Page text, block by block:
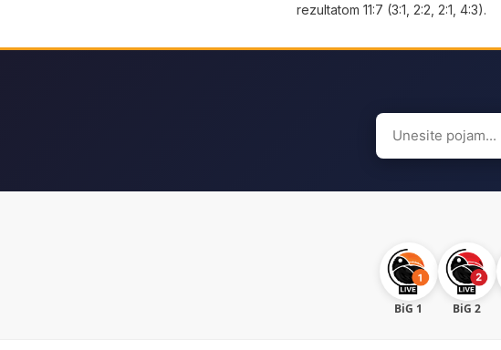
rezultatom 11:7 (3:1, 2:2, 2:1, 4:3).
Search
for:
BiG 1 BiG 2